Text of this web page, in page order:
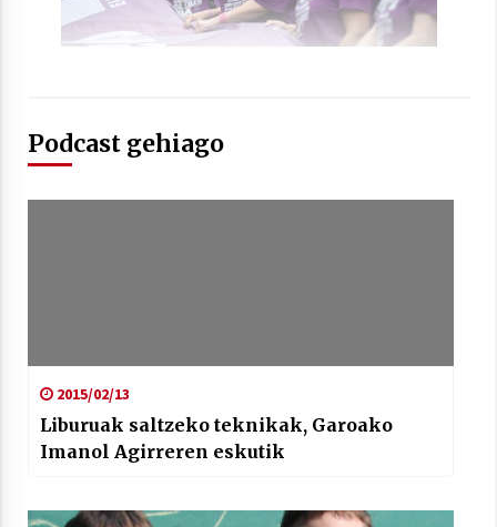
Podcast gehiago
2015/02/13
Liburuak saltzeko teknikak, Garoako
Imanol Agirreren eskutik